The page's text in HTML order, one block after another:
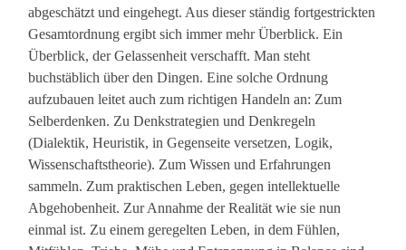
abgeschätzt und eingehegt. Aus dieser ständig fortgestrickten
Gesamtordnung ergibt sich immer mehr Überblick. Ein
Überblick, der Gelassenheit verschafft. Man steht
buchstäblich über den Dingen. Eine solche Ordnung
aufzubauen leitet auch zum richtigen Handeln an: Zum
Selberdenken. Zu Denkstrategien und Denkregeln
(Dialektik, Heuristik, in Gegenseite versetzen, Logik,
Wissenschaftstheorie). Zum Wissen und Erfahrungen
sammeln. Zum praktischen Leben, gegen intellektuelle
Abgehobenheit. Zur Annahme der Realität wie sie nun
einmal ist. Zu einem geregelten Leben, in dem Fühlen,